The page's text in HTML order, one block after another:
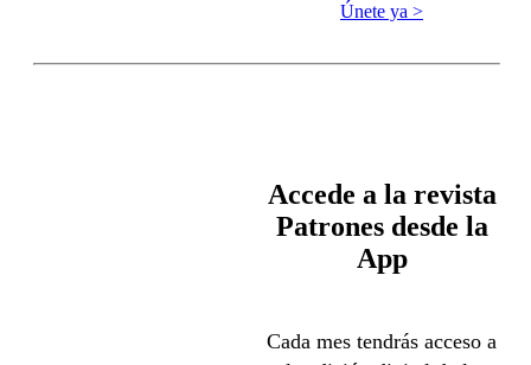
Únete ya >
Accede a la revista
Patrones desde la
App
Cada mes tendrás acceso a